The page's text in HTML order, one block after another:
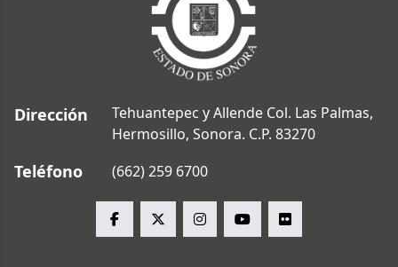
Dirección
Tehuantepec y Allende Col. Las Palmas,
Hermosillo, Sonora. C.P. 83270
Teléfono (662) 259 6700